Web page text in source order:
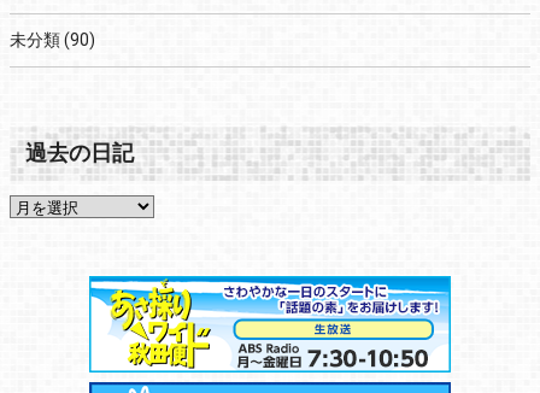
未分類(90)
過去の日記